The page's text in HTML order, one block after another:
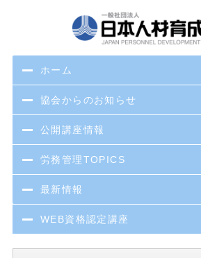
ホーム
協会からのお知らせ
公開講座情報
労務管理TOPICS
最新情報
WEB資格認定講座